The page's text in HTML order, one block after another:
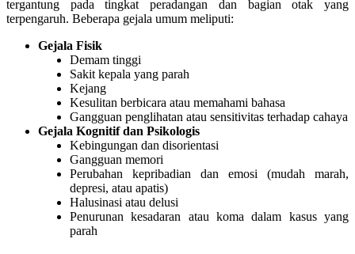
tergantung pada tingkat peradangan dan bagian otak yang
terpengaruh. Beberapa gejala umum meliputi:
Gejala Fisik
Demam tinggi
Sakit kepala yang parah
Kejang
Kesulitan berbicara atau memahami bahasa
Gangguan penglihatan atau sensitivitas terhadap cahaya
Gejala Kognitif dan Psikologis
Kebingungan dan disorientasi
Gangguan memori
Perubahan kepribadian dan emosi (mudah marah,
depresi, atau apatis)
Halusinasi atau delusi
Penurunan kesadaran atau koma dalam kasus yang
parah